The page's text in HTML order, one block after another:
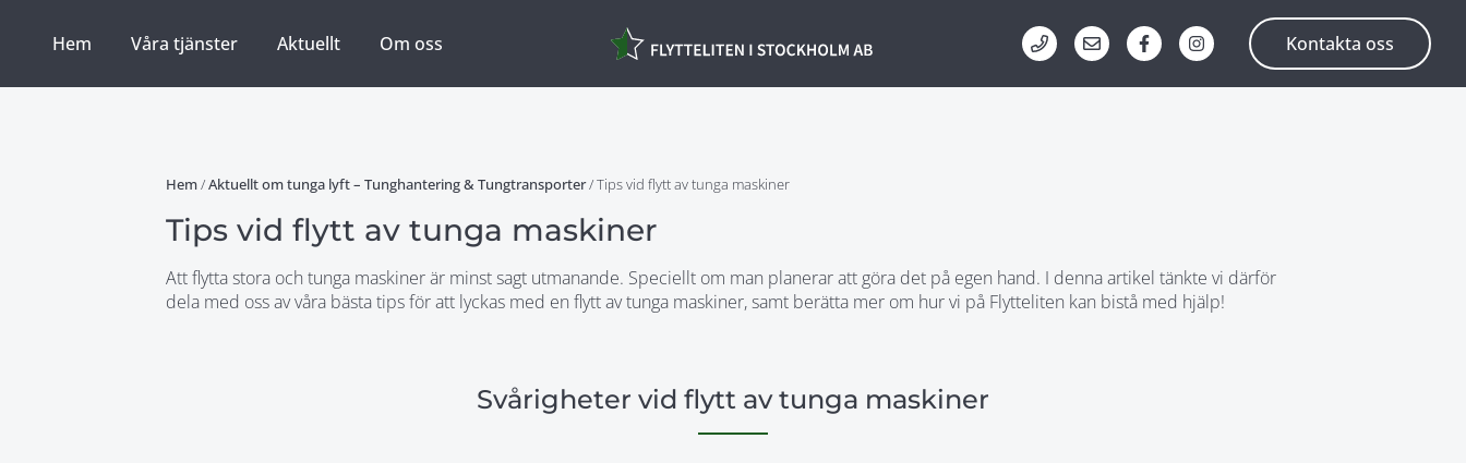
Hem Våra tjänster Aktuellt Om oss Kontakta oss
Hem/Aktuellt om tunga lyft – Tunghantering & Tungtransporter/Tips vid flytt av tunga maskiner
Tips vid flytt av tunga maskiner
Att flytta stora och tunga maskiner är minst sagt utmanande. Speciellt om man planerar att göra det på egen hand. I denna artikel tänkte vi därför
dela med oss av våra bästa tips för att lyckas med en flytt av tunga maskiner, samt berätta mer om hur vi på Flytteliten kan bistå med hjälp!
Svårigheter vid flytt av tunga maskiner